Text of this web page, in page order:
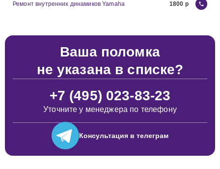
Ремонт внутренних динамиков Yamaha 1800
Ваша поломка
не указана в списке?
+7 (495) 023-83-23
Уточните у менеджера по телефону
Консультация в телеграм